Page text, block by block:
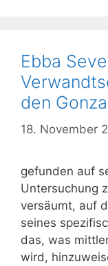
Ebba
den
18. November
gefunden auf
Untersuchung
versäumt, auf
seines
das, was
wird,